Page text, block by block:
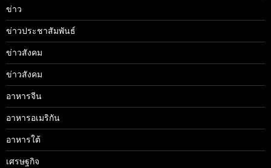
ข่าว
ข่าวประชาสัมพันธ์
ข่าวสังคม
ข่าวสังคม
อาหารจีน
อาหารอเมริกัน
อาหารใต้
เศรษฐกิจ